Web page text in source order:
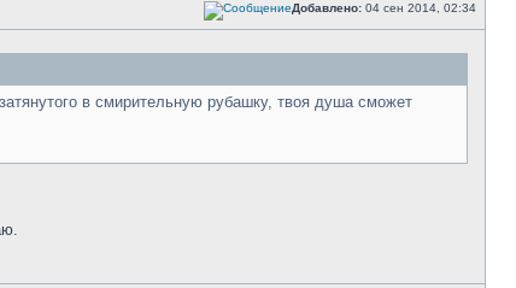
Добавлено: 04 сен 2014, 02:34
в смирительную рубашку, твоя душа сможет